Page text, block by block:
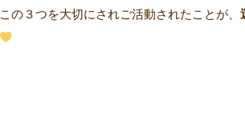
この３つを大切にされご活動されたことが、